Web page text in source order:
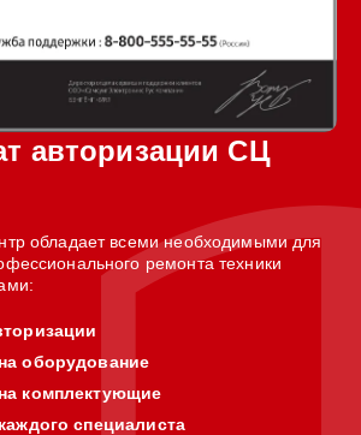
авторизации СЦ
обладает всеми необходимыми для
ремонта техники
оборудование
комплектующие
специалиста